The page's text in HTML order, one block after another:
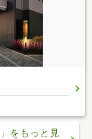
」をもっと見